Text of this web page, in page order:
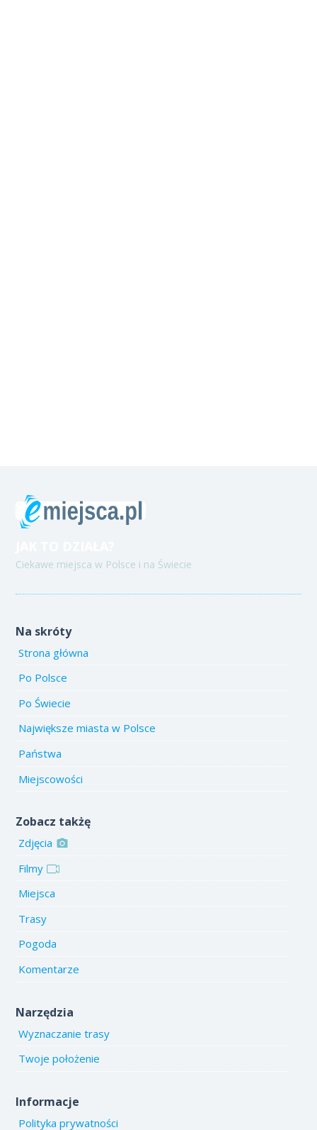
Ciekawe miejsca w Polsce i na Świecie
Na skróty
Strona główna
Po Polsce
Po Świecie
Największe miasta w Polsce
Państwa
Miejscowości
Zobacz takżę
Zdjęcia
Filmy
Miejsca
Trasy
Pogoda
Komentarze
Narzędzia
Wyznaczanie trasy
Twoje położenie
Informacje
Polityka prywatności